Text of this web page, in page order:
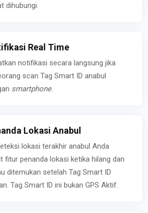
dihubungi.
Real Time
notifikasi secara langsung jika
scan Tag Smart ID anabul
smartphone.
Lokasi Anabul
lokasi terakhir anabul Anda
fitur penanda lokasi ketika hilang dan
ditemukan setelah Tag Smart ID
Tag Smart ID ini bukan GPS Aktif.